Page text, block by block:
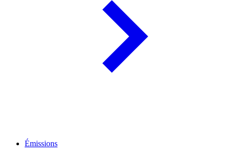
Émissions